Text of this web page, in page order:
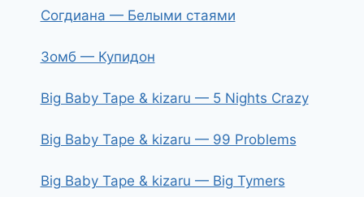
Согдиана — Белыми стаями
Зомб — Купидон
Big Baby Tape & kizaru — 5 Nights Crazy
Big Baby Tape & kizaru — 99 Problems
Big Baby Tape & kizaru — Big Tymers